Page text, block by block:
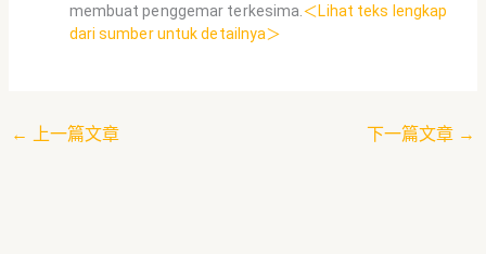
membuat penggemar terkesima. ＜Lihat teks lengkap
dari sumber untuk detailnya＞
← 上一篇文章 下一篇文章 →